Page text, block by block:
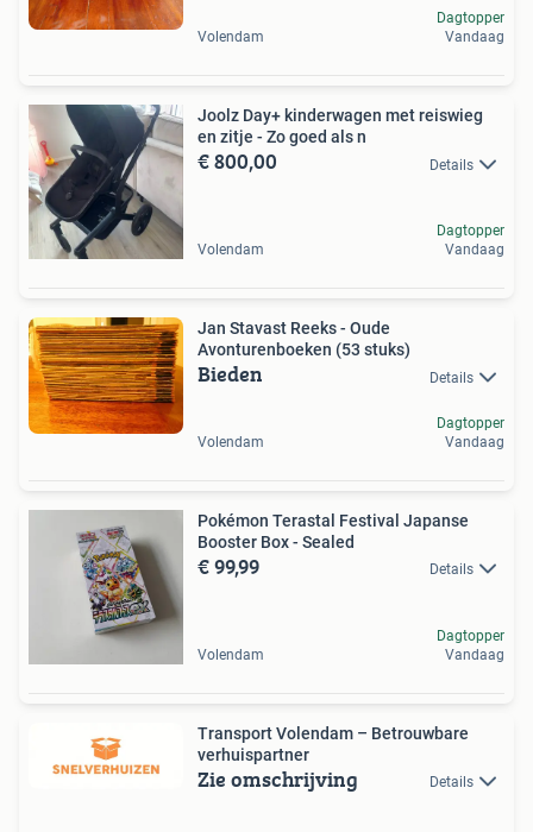
Volendam
Dagtopper
Vandaag
Joolz Day+ kinderwagen met reiswieg
en zitje - Zo goed als n
€ 800,00 Details
Volendam
Dagtopper
Vandaag
Jan Stavast Reeks - Oude
Avonturenboeken (53 stuks)
Bieden Details
Volendam
Dagtopper
Vandaag
Pokémon Terastal Festival Japanse
Booster Box - Sealed
€ 99,99 Details
Volendam
Dagtopper
Vandaag
Transport Volendam – Betrouwbare
verhuispartner
Zie omschrijving Details